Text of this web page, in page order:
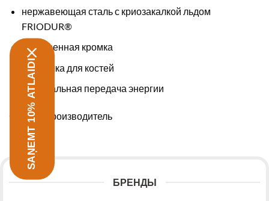
нержавеющая сталь с криозакалкой льдом
FRIODUR®
Зазубренная кромка
Дробилка для костей
Оптимальная передача энергии
Страна-производитель
Германия
БРЕНДЫ
SAŅEMT 10% ATLAIDI